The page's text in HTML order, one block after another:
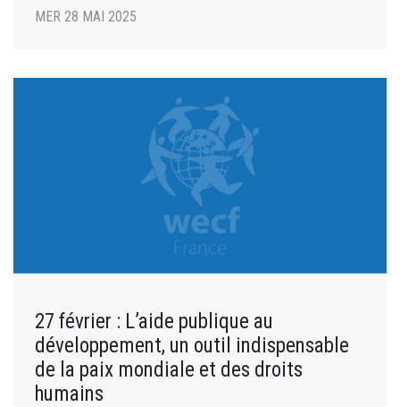
MER 28 MAI 2025
27 février : L’aide publique au
développement, un outil indispensable
de la paix mondiale et des droits
humains